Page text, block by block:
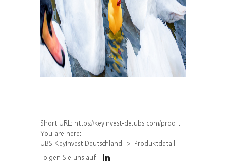
Short URL: https://keyinvest-de.ubs.com/produkt/detail/index/isin/DE000WA5NPN4
You are here:
UBS KeyInvest Deutschland
Produktdetail
Folgen Sie uns auf